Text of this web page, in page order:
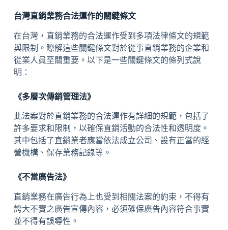
台灣直銷業務合法運作的關鍵條文
在台灣，直銷業務的合法運作受到多項法律條文的規範
與限制。瞭解這些關鍵條文對於從事直銷業務的企業和
從業人員至關重要。以下是一些關鍵條文的條列式說
明：
《多層次傳銷管理法》
此法案對於直銷業務的合法運作有詳細的規範，包括了
許多要求和限制，以確保直銷活動的合法性和透明度。
其中包括了直銷業者應當依法成立公司、設有正當的經
營機構、保存業務記錄等。
《不當廣告法》
直銷業務在廣告行為上也受到相關法案的約束，不得有
誇大不實之廣告宣傳內容，必須確保廣告內容符合事實
並不得有誤導性。